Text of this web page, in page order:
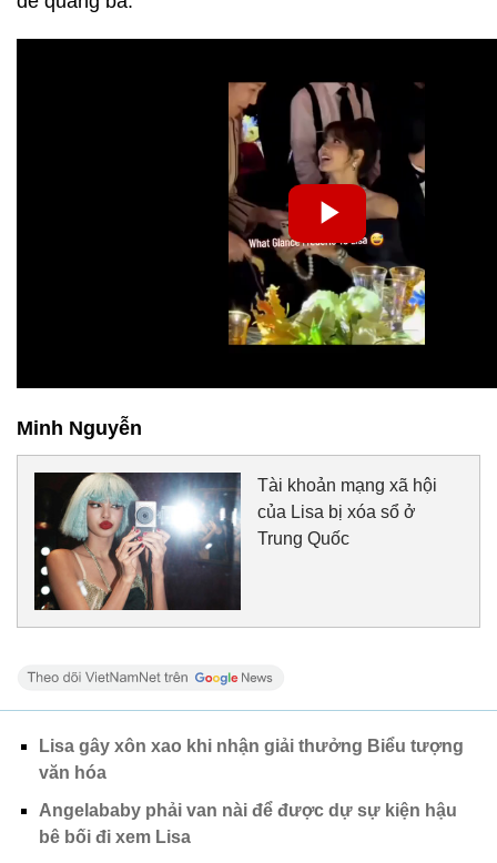
Minh Nguyễn
Tài khoản mạng xã hội
của Lisa bị xóa sổ ở
Trung Quốc
Lisa gây xôn xao khi nhận giải thưởng Biểu tượng
văn hóa
Angelababy phải van nài để được dự sự kiện hậu
bê bối đi xem Lisa